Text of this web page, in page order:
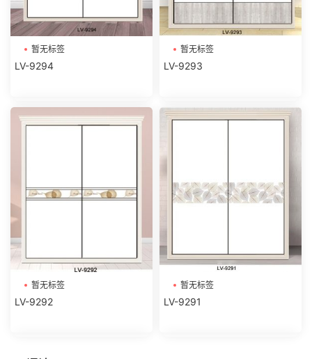
暂无标签
LV-9294
暂无标签
LV-9293
暂无标签
LV-9292
暂无标签
LV-9291